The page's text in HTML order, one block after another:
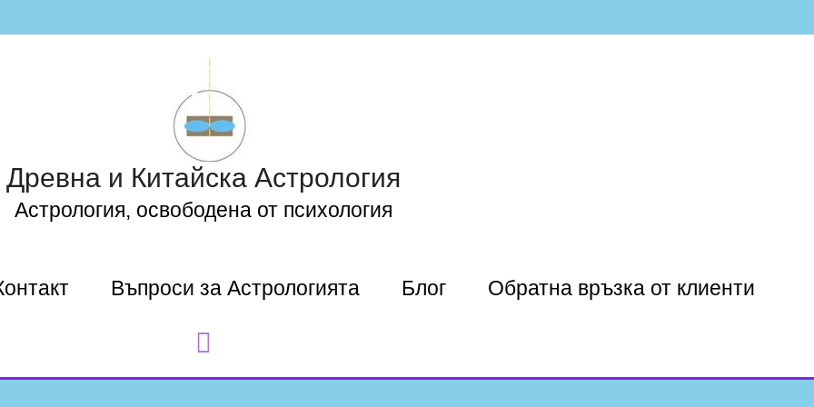
Древна и Китайска Астрология
Астрология, освободена от психология
Въпроси за Астрологията Блог Обратна връзка от клиенти
Search